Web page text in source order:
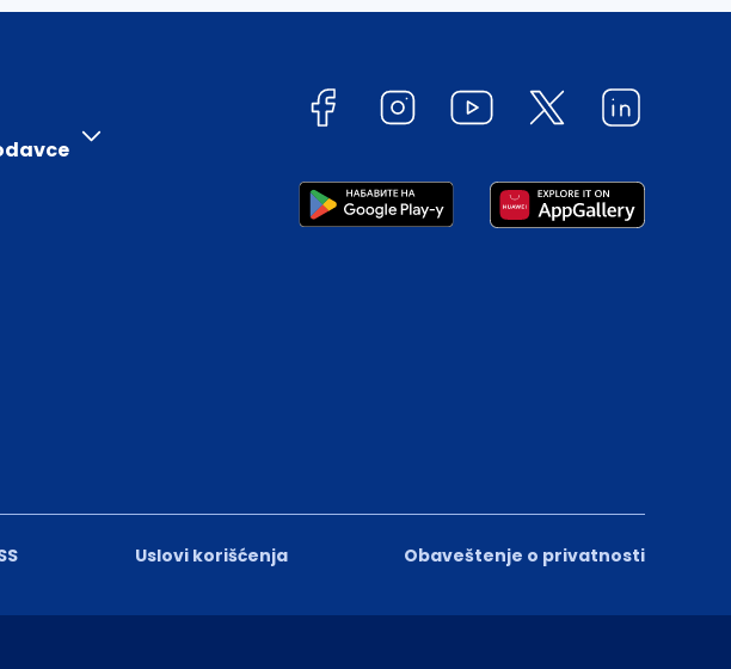
Uslovi korišćenja Obaveštenje o privatnosti